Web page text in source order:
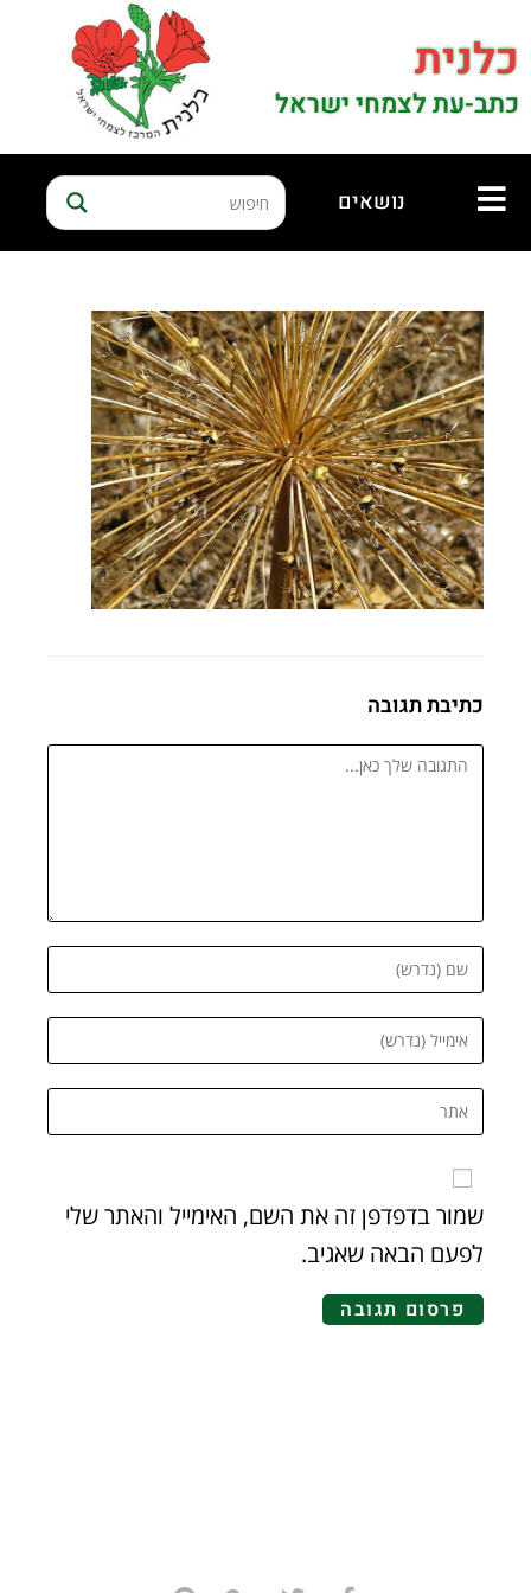
כלנית
כתב-עת לצמחי ישראל
נושאים
כתיבת תגובה
שמור בדפדפן זה את השם, האימייל והאתר שלי
לפעם הבאה שאגיב.